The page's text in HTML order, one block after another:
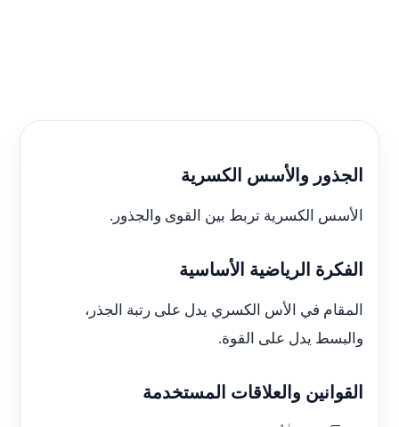
الجذور والأسس الكسرية
الأسس الكسرية تربط بين القوى والجذور.
الفكرة الرياضية الأساسية
المقام في الأس الكسري يدل على رتبة الجذر،
والبسط يدل على القوة.
القوانين والعلاقات المستخدمة